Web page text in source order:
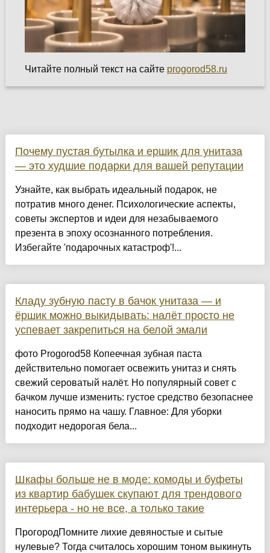
Читайте полный текст на сайте progorod58.ru
Почему пустая бутылка и ершик для унитаза
— это худшие подарки для вашей репутации
Узнайте, как выбрать идеальный подарок, не
потратив много денег. Психологические аспекты,
советы экспертов и идеи для незабываемого
презента в эпоху осознанного потребления.
Избегайте 'подарочных катастроф'!...
Кладу зубную пасту в бачок унитаза — и
ёршик можно выкидывать: налёт просто не
успевает закрепиться на белой эмали
фото Progorod58 Копеечная зубная паста
действительно помогает освежить унитаз и снять
свежий сероватый налёт. Но популярный совет с
бачком лучше изменить: густое средство безопаснее
наносить прямо на чашу. Главное: Для уборки
подходит недорогая бела...
Шкафы больше не в моде: комоды и буфеты
из квартир бабушек скупают для трендового
интерьера - но не все, а только такие
ПрогородПомните лихие девяностые и сытые
нулевые? Тогда считалось хорошим тоном выкинуть